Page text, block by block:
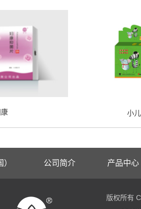
小
公司简介 产品中心
版权所有